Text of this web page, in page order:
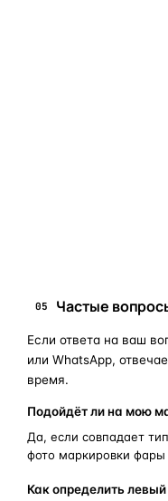
05 Частые
Если ответа на ваш
или WhatsApp,
время.
Подойдёт ли на мою
Да, если совпадает
фото маркировки
Как определить